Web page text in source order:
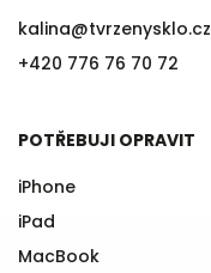
kalina@tvrzenysklo.cz
+420 776 76 70 72
POTŘEBUJI OPRAVIT
iPhone
iPad
MacBook